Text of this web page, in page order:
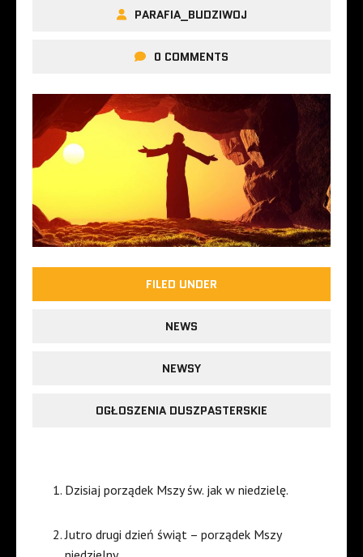
PARAFIA_BUDZIWOJ
0 COMMENTS
FILED UNDER
NEWS
NEWSY
OGŁOSZENIA DUSZPASTERSKIE
Dzisiaj porządek Mszy św. jak w niedzielę.
Jutro drugi dzień świąt – porządek Mszy